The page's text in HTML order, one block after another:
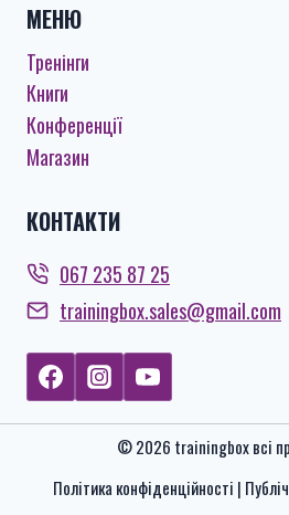
МЕНЮ
Тренінги
Книги
Конференції
Магазин
КОНТАКТИ
067 235 87 25
trainingbox.sales@gmail.com
© 2026 trainingbox всі
Політика конфіденційності |